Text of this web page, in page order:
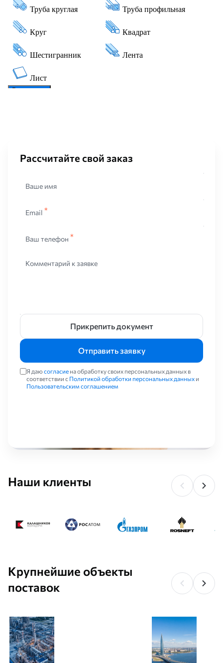
Рассчитайте свой заказ
Ваше имя
Email
Ваш телефон
Комментарий к заявке
Прикрепить документ
Отправить заявку
Я даюсогласие на обработку своих персональных данных в
соответствии с Политикой обработки персональных данных и
Пользовательским соглашением
Наши клиенты
Крупнейшие объекты
поставок